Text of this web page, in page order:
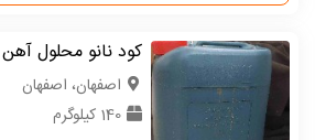
کود نانو محلول آهن
اصفهان، اصفهان
140 کیلوگرم